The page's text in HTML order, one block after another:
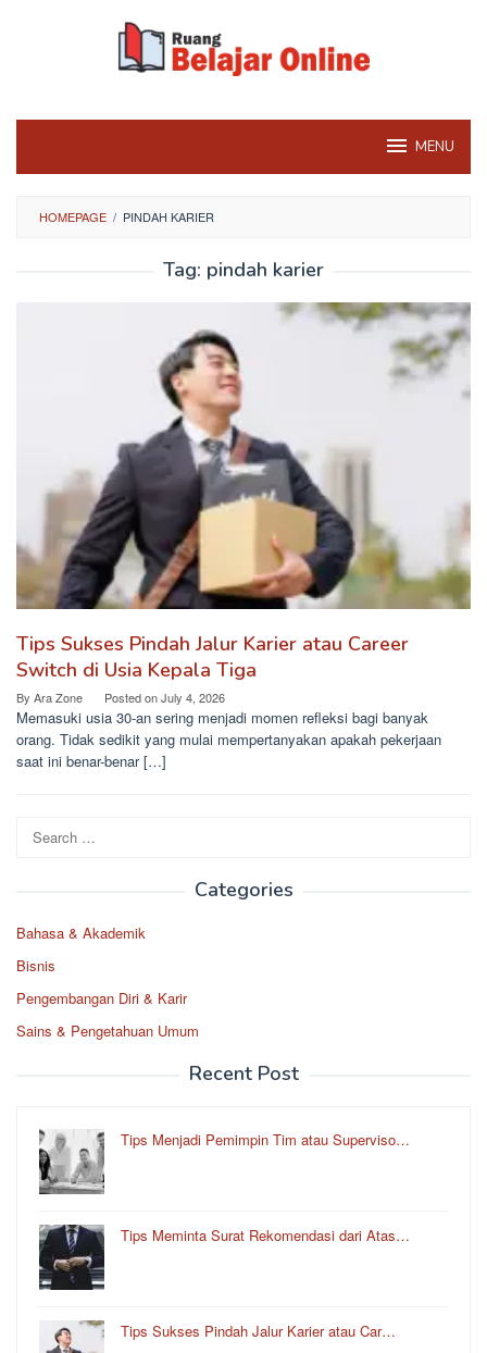
MENU
HOMEPAGE / PINDAH KARIER
Tag: pindah karier
Tips Sukses Pindah Jalur Karier atau Career
Switch di Usia Kepala Tiga
By Ara Zone Posted onJuly 4, 2026
Memasuki usia 30-an sering menjadi momen refleksi bagi banyak
orang. Tidak sedikit yang mulai mempertanyakan apakah pekerjaan
saat ini benar-benar […]
Search
for:
Categories
Bahasa & Akademik
Bisnis
Pengembangan Diri & Karir
Sains & Pengetahuan Umum
Recent Post
Tips Menjadi Pemimpin Tim atau Superviso…
Tips Meminta Surat Rekomendasi dari Atas…
Tips Sukses Pindah Jalur Karier atau Car…